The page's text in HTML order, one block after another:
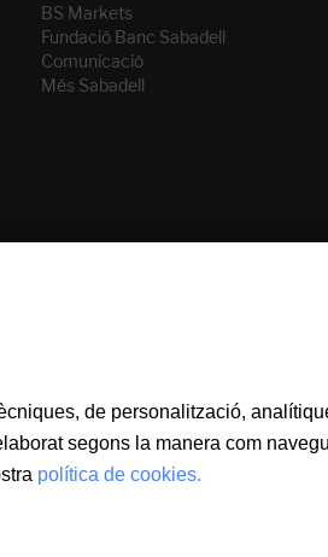
BS Markets
Fundació Banc Sabadell
Comunicació
Més Sabadell
de personalització,
segons la manera com
política de cookies.